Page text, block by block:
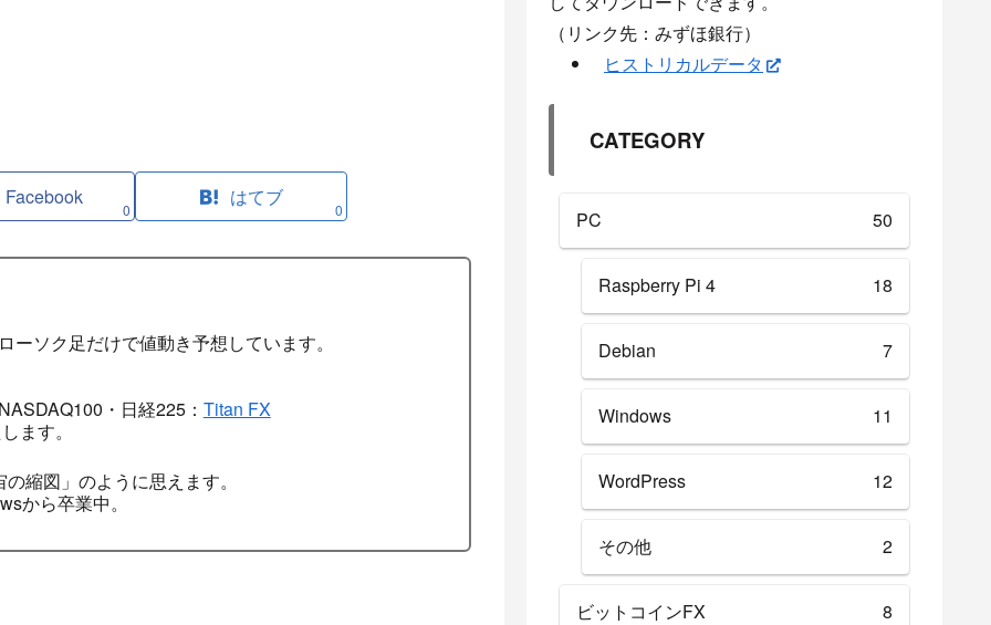
Facebook
0
はてブ
0
ーソク足だけで値動き予想しています。
・日経225： Titan FX
ます。
縮図」のように思えます。
から卒業中。
（リンク先：みずほ銀行）
ヒストリカルデータ
CATEGORY
PC 50
Raspberry Pi 4 18
Debian 7
Windows 11
WordPress 12
その他 2
ビットコインFX 8